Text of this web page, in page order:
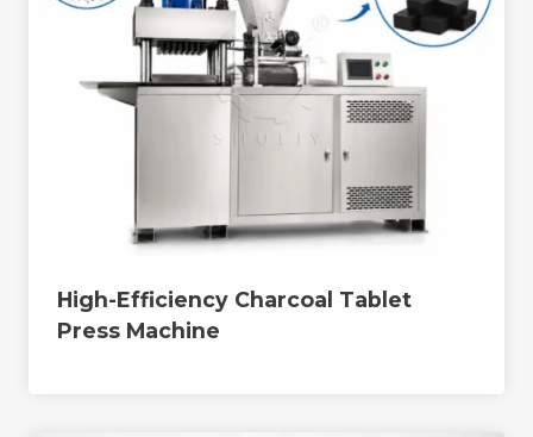
High-Efficiency Charcoal Tablet
Press Machine